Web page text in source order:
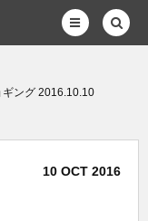
ギング 2016.10.10
10 OCT 2016